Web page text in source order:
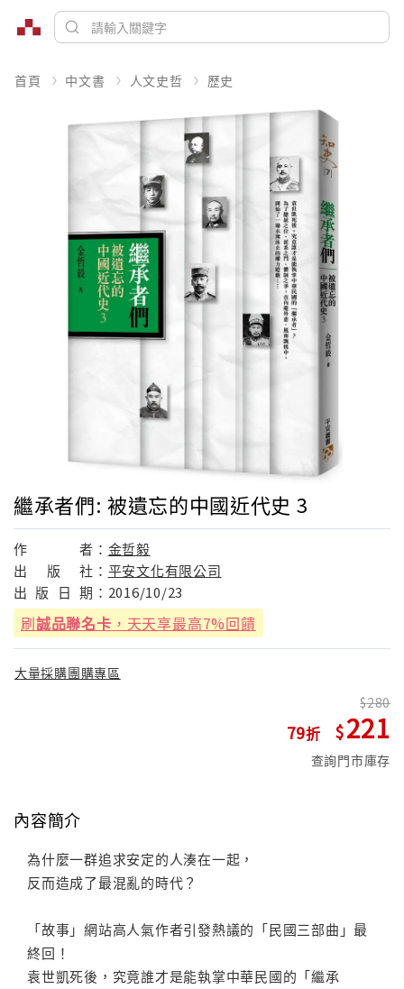
首頁 中文書 人文史哲 歷史
繼承者們: 被遺忘的中國近代史 3
作 者： 金哲毅
出
版 社： 平安文化有限公司
出 版 日 期： 2016/10/23
刷誠品聯名卡 ，天天享最高7%回饋
大量採購團購專區
79
280
221
查詢門市庫存
內容簡介
為什麼一群追求安定的人湊在一起，
反而造成了最混亂的時代？
「故事」網站高人氣作者引發熱議的「民國三部曲」最
終回！
袁世凱死後，究竟誰才是能執掌中華民國的「繼承